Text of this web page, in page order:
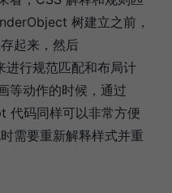
树建立之前，
起来，然后
行规范匹配和布局计
等动作的时候，通过
代码同样可以非常方便
需要重新解释样式并重